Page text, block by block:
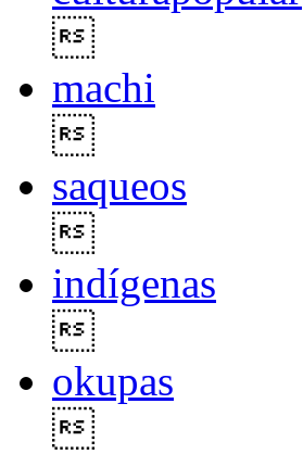
machi
saqueos
indígenas
okupas